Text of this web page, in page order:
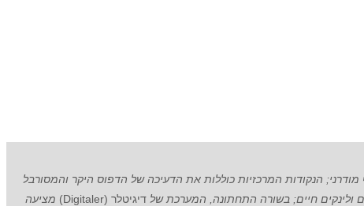
הנקודות המרכזיות כוללות את הדעיכה של הדפוס היקר והמסורבל
ולינקים חיים; בשורה התחתונה, המערכת של דיגיטלר (Digitaler)
מציעה